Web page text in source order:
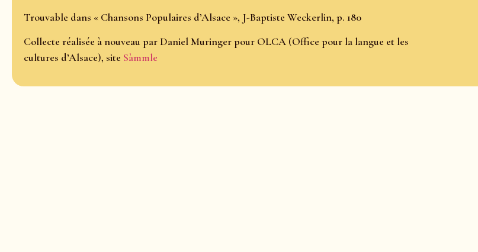
Trouvable dans « Chansons Populaires d’Alsace », J-Baptiste Weckerlin, p. 180
Collecte réalisée à nouveau par Daniel Muringer pour OLCA (Office pour la langue et les
cultures d’Alsace), site Sàmmle